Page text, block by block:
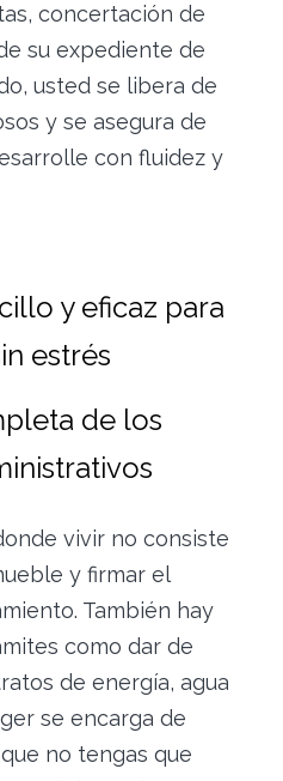
concertación de
su expediente de
usted se libera de
y se asegura de
con fluidez y
y eficaz para
estrés
de los
vivir no consiste
y firmar el
También hay
como dar de
de energía, agua
se encarga de
no tengas que